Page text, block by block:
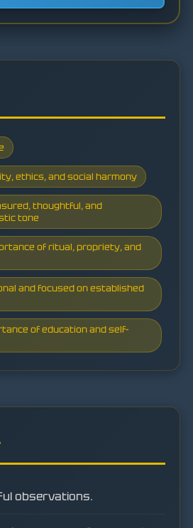
ethics, and social harmony
thoughtful, and
tone
of ritual, propriety, and
and focused on established
of education and self-
observations.